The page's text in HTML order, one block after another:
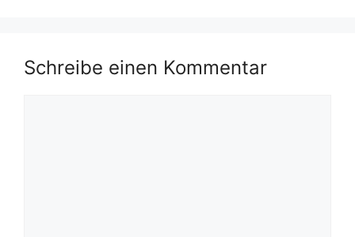
Schreibe einen Kommentar